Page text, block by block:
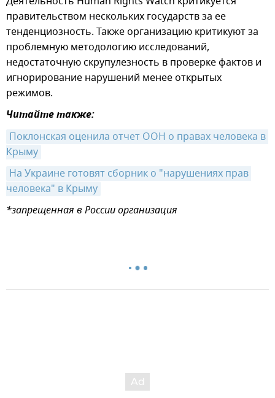
правительством нескольких государств за ее
тенденциозность. Также организацию критикуют за
проблемную методологию исследований,
недостаточную скрупулезность в проверке фактов и
игнорирование нарушений менее открытых
режимов.
Читайте также:
Поклонская оценила отчет ООН о правах человека в
Крыму
На Украине готовят сборник о "нарушениях прав
человека" в Крыму
*запрещенная в России организация